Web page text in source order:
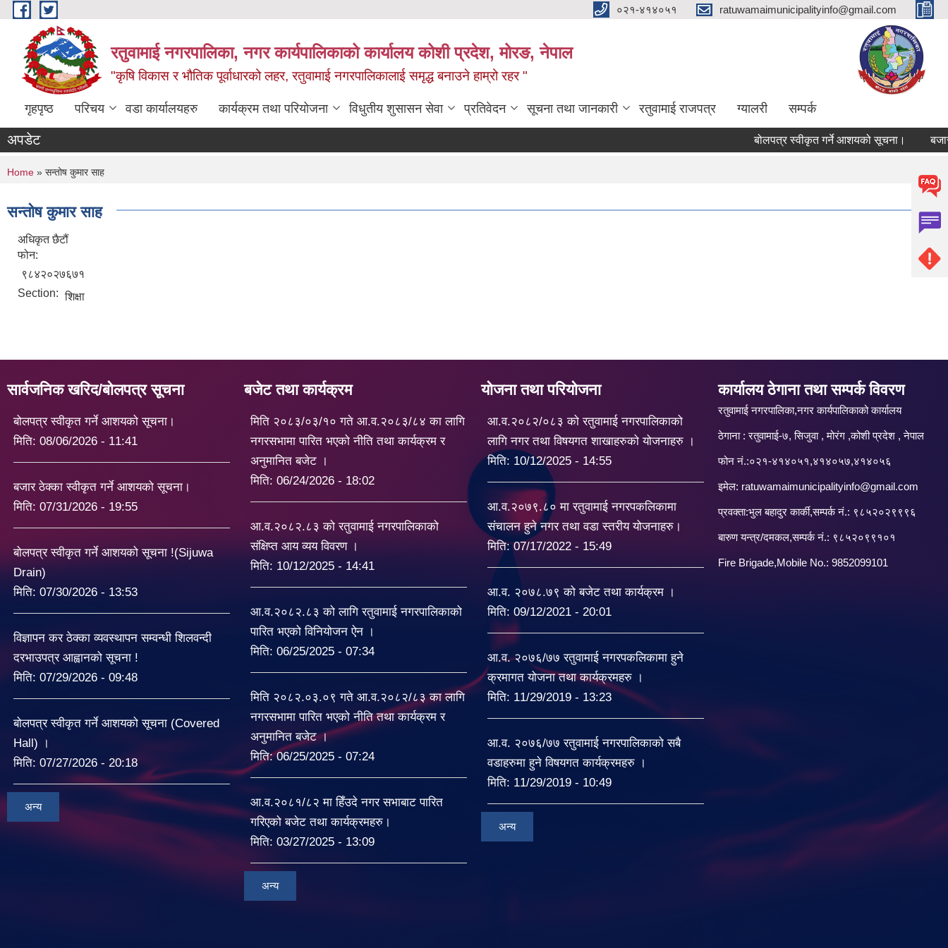
Skip to main content ०२१-४१४०५१ ratuwamaimunicipalityinfo@gmail.com
रतुवामाई नगरपालिका, नगर कार्यपालिकाको कार्यालय कोशी प्रदेश, मोरङ, नेपाल
"कृषि विकास र भौतिक पूर्वाधारको लहर, रतुवामाई नगरपालिकालाई समृद्ध बनाउने हाम्रो रहर "
गृहपृष्ठ परिचय वडा कार्यालयहरु कार्यक्रम तथा परियोजना विधुतीय शुसासन सेवा प्रतिवेदन सूचना तथा जानकारी रतुवामाई राजपत्र ग्यालरी सम्पर्क
अपडेट बोलपत्र स्वीकृत गर्ने आशयको सूचना। बजार
You are here
Home » सन्तोष कुमार साह
सन्तोष कुमार साह
अधिकृत छैटौं
फोन:
९८४२०२७६७१
Section: शिक्षा
सार्वजनिक खरिद/बोलपत्र सूचना
बोलपत्र स्वीकृत गर्ने आशयको सूचना।
मिति: 08/06/2026 - 11:41
बजार ठेक्का स्वीकृत गर्ने आशयको सूचना।
मिति: 07/31/2026 - 19:55
बोलपत्र स्वीकृत गर्ने आशयको सूचना !(Sijuwa
Drain)
मिति: 07/30/2026 - 13:53
विज्ञापन कर ठेक्का व्यवस्थापन सम्वन्धी शिलवन्दी
दरभाउपत्र आह्वानको सूचना !
मिति: 07/29/2026 - 09:48
बोलपत्र स्वीकृत गर्ने आशयको सूचना (Covered
Hall) ।
मिति: 07/27/2026 - 20:18
अन्य
बजेट तथा कार्यक्रम
मिति २०८३/०३/१० गते आ.व.२०८३/८४ का लागि
नगरसभामा पारित भएको नीति तथा कार्यक्रम र
अनुमानित बजेट ।
मिति: 06/24/2026 - 18:02
आ.व.२०८२.८३ को रतुवामाई नगरपालिकाको
संक्षिप्त आय व्यय विवरण ।
मिति: 10/12/2025 - 14:41
आ.व.२०८२.८३ को लागि रतुवामाई नगरपालिकाको
पारित भएको विनियोजन ऐन ।
मिति: 06/25/2025 - 07:34
मिति २०८२.०३.०९ गते आ.व.२०८२/८३ का लागि
नगरसभामा पारित भएको नीति तथा कार्यक्रम र
अनुमानित बजेट ।
मिति:06/25/2025 - 07:24
आ.व.२०८१/८२ मा हिँउदे नगर सभाबाट पारित
गरिएको बजेट तथा कार्यक्रमहरु।
मिति: 03/27/2025 - 13:09
अन्य
योजना तथा परियोजना
आ.व.२०८२/०८३ को रतुवामाई नगरपालिकाको
लागि नगर तथा विषयगत शाखाहरुको योजनाहरु ।
मिति: 10/12/2025 - 14:55
आ.व.२०७९.८० मा रतुवामाई नगरपकलिकामा
संचालन हुने नगर तथा वडा स्तरीय योजनाहरु।
मिति:07/17/2022 - 15:49
आ.व. २०७८.७९ को बजेट तथा कार्यक्रम ।
मिति: 09/12/2021 - 20:01
आ.व. २०७६/७७ रतुवामाई नगरपकलिकामा हुने
क्रमागत योजना तथा कार्यक्रमहरु ।
मिति: 11/29/2019 - 13:23
आ.व. २०७६/७७ रतुवामाई नगरपालिकाको सबै
वडाहरुमा हुने विषयगत कार्यक्रमहरु ।
मिति: 11/29/2019 - 10:49
अन्य
कार्यालय ठेगाना तथा सम्पर्क विवरण
रतुवामाई नगरपालिका,नगर कार्यपालिकाको कार्यालय
ठेगाना : रतुवामाई-७, सिजुवा , मोरंग ,कोशी प्रदेश , नेपाल
फोन नं.:०२१-४१४०५१,४१४०५७,४१४०५६
इमेल: ratuwamaimunicipalityinfo@gmail.com
प्रवक्ता:भुल बहादुर कार्की,सम्पर्क नं.: ९८५२०२९९९६
बारु‌ण यन्त्र/दमकल,सम्पर्क नं.: ९८५२०९९१०१
Fire Brigade,Mobile No.: 9852099101